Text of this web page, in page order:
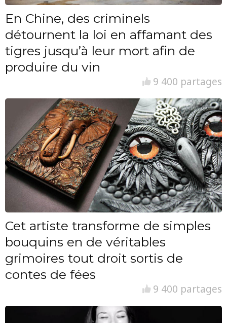
En Chine, des criminels
détournent la loi en affamant des
tigres jusqu’à leur mort afin de
produire du vin
9 400 partages
Cet artiste transforme de simples
bouquins en de véritables
grimoires tout droit sortis de
contes de fées
9 400 partages